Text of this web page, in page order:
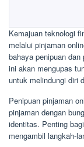
Kemajuan teknologi
melalui pinjaman
bahaya penipuan
ini akan mengupas
untuk melindungi diri
Penipuan pinjaman
pinjaman dengan
identitas. Penting
mengambil langkah-